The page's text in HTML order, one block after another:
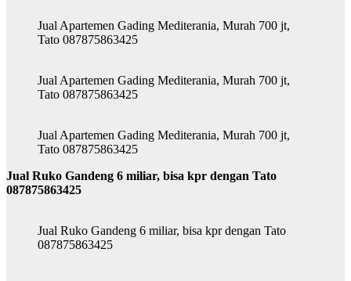
Jual Apartemen Gading Mediterania, Murah 700 jt,
Tato 087875863425
Jual Apartemen Gading Mediterania, Murah 700 jt,
Tato 087875863425
Jual Apartemen Gading Mediterania, Murah 700 jt,
Tato 087875863425
Jual Ruko Gandeng 6 miliar, bisa kpr dengan Tato
087875863425
Jual Ruko Gandeng 6 miliar, bisa kpr dengan Tato
087875863425